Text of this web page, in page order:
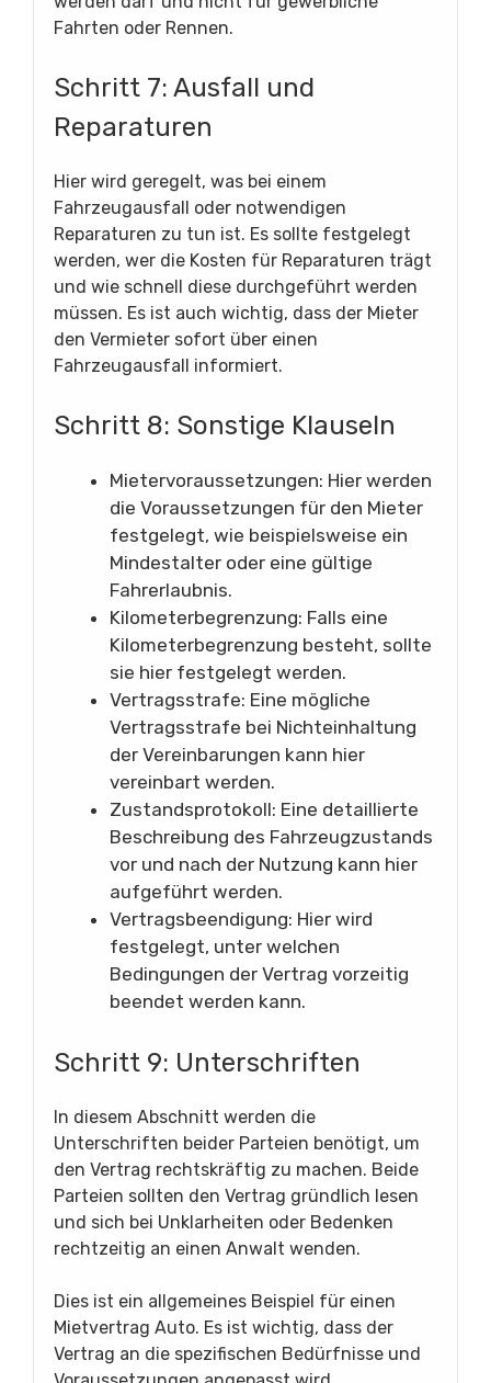
Fahrten oder Rennen.
Schritt 7: Ausfall und
Reparaturen
Hier wird geregelt, was bei einem
Fahrzeugausfall oder notwendigen
Reparaturen zu tun ist. Es sollte festgelegt
werden, wer die Kosten für Reparaturen trägt
und wie schnell diese durchgeführt werden
müssen. Es ist auch wichtig, dass der Mieter
den Vermieter sofort über einen
Fahrzeugausfall informiert.
Schritt 8: Sonstige Klauseln
Mietervoraussetzungen: Hier werden
die Voraussetzungen für den Mieter
festgelegt, wie beispielsweise ein
Mindestalter oder eine gültige
Fahrerlaubnis.
Kilometerbegrenzung: Falls eine
Kilometerbegrenzung besteht, sollte
sie hier festgelegt werden.
Vertragsstrafe: Eine mögliche
Vertragsstrafe bei Nichteinhaltung
der Vereinbarungen kann hier
vereinbart werden.
Zustandsprotokoll: Eine detaillierte
Beschreibung des Fahrzeugzustands
vor und nach der Nutzung kann hier
aufgeführt werden.
Vertragsbeendigung: Hier wird
festgelegt, unter welchen
Bedingungen der Vertrag vorzeitig
beendet werden kann.
Schritt 9: Unterschriften
In diesem Abschnitt werden die
Unterschriften beider Parteien benötigt, um
den Vertrag rechtskräftig zu machen. Beide
Parteien sollten den Vertrag gründlich lesen
und sich bei Unklarheiten oder Bedenken
rechtzeitig an einen Anwalt wenden.
Dies ist ein allgemeines Beispiel für einen
Mietvertrag Auto. Es ist wichtig, dass der
Vertrag an die spezifischen Bedürfnisse und